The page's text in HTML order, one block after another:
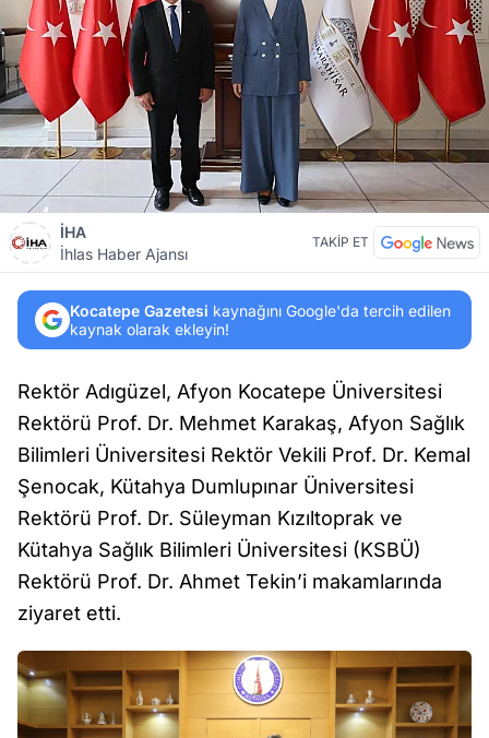
İHA
İhlas Haber Ajansı
TAKİP ET
Kocatepe Gazetesi kaynağını Google'da tercih edilen
kaynak olarak ekleyin!
Rektör Adıgüzel, Afyon Kocatepe Üniversitesi
Rektörü Prof. Dr. Mehmet Karakaş, Afyon Sağlık
Bilimleri Üniversitesi Rektör Vekili Prof. Dr. Kemal
Şenocak, Kütahya Dumlupınar Üniversitesi
Rektörü Prof. Dr. Süleyman Kızıltoprak ve
Kütahya Sağlık Bilimleri Üniversitesi (KSBÜ)
Rektörü Prof. Dr. Ahmet Tekin’i makamlarında
ziyaret etti.